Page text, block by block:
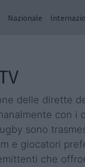
Nazionale
delle dirette
con i
sono
e giocatori
che